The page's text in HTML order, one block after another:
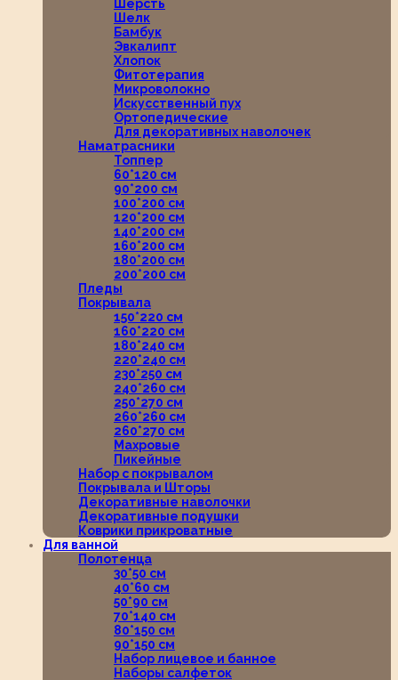
Шерсть
Шелк
Бамбук
Эвкалипт
Хлопок
Фитотерапия
Микроволокно
Искусственный пух
Ортопедические
Для декоративных наволочек
Наматрасники
Топпер
60*120 см
90*200 см
100*200 см
120*200 см
140*200 см
160*200 см
180*200 см
200*200 см
Пледы
Покрывала
150*220 см
160*220 см
180*240 см
220*240 см
230*250 см
240*260 см
250*270 см
260*260 см
260*270 см
Махровые
Пикейные
Набор с покрывалом
Покрывала и Шторы
Декоративные наволочки
Декоративные подушки
Коврики прикроватные
Для ванной
Полотенца
30*50 см
40*60 см
50*90 см
70*140 см
80*150 см
90*150 см
Набор лицевое и банное
Наборы салфеток